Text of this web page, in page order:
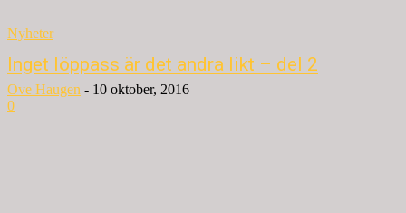
Nyheter
Inget löppass är det andra likt – del 2
Ove Haugen - 10 oktober, 2016
0